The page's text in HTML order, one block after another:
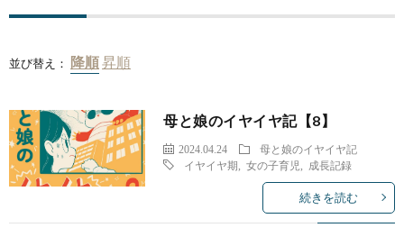
並び替え：
母と娘のイヤイヤ記【8】
2024.04.24
母と娘のイヤイヤ記
イヤイヤ期
,女の子育児 成長記録
続きを読む